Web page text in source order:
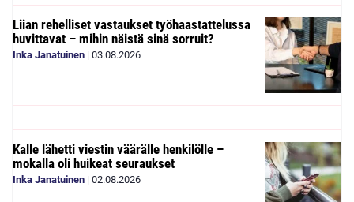
Liian rehelliset vastaukset työhaastattelussa
huvittavat – mihin näistä sinä sorruit?
Inka Janatuinen | 03.08.2026
Kalle lähetti viestin väärälle henkilölle –
mokalla oli huikeat seuraukset
Inka Janatuinen | 02.08.2026